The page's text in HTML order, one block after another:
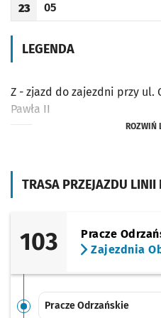
TRASA PRZEJAZDU LINII
103
Pracze
Zajezdnia
Pracze Odrzańskie
Godzina odjazdu
23
Odjazd
05
minut po godzinie 23
LEGENDA
Z - zjazd do zajezdni przy ul.
Pawła II
ROZWIŃ